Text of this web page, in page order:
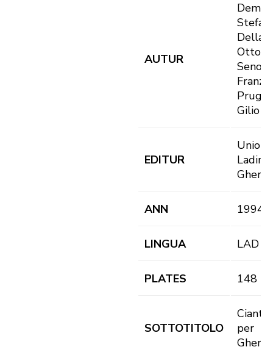
AUTUR
Stefan
Otto -
Franz -
Gilio
EDITUR
Union
Ladins
ANN 1994
LINGUA LAD
PLATES 148
SOTTOTITOLO
per